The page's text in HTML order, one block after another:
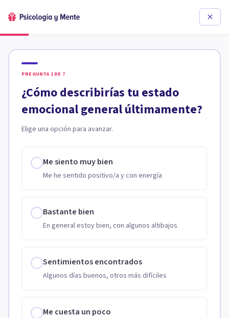
PREGUNTA 1 DE 7
¿Cómo describirías tu estado
emocional general últimamente?
Elige una opción para avanzar.
Me siento muy bien
Me he sentido positivo/a y con energía
Bastante bien
En general estoy bien, con algunos altibajos
Sentimientos encontrados
Algunos días buenos, otros más difíciles
Me cuesta un poco